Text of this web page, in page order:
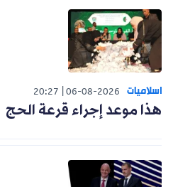
اسلاميات 06-08-2026
20:27
هذا موعد إجراء قرعة الحج